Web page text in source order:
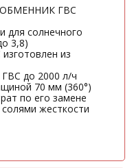
ГВС
для солнечного
3,8)
из
до 2000 л/ч
70 мм (360°)
по его замене
жесткости